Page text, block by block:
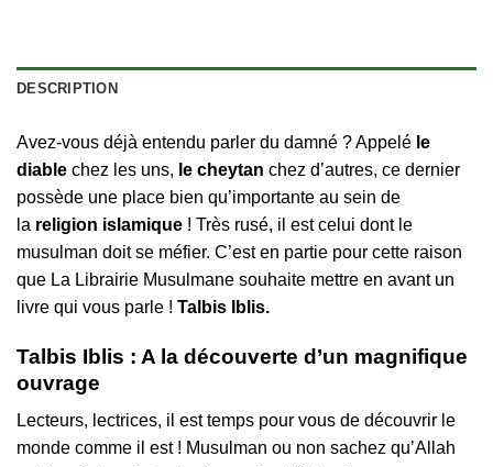
DESCRIPTION
Avez-vous déjà entendu parler du damné ? Appelé le
diable chez les uns, le cheytan chez d’autres, ce dernier
possède une place bien qu’importante au sein de
la religion islamique ! Très rusé, il est celui dont le
musulman doit se méfier. C’est en partie pour cette raison
que La Librairie Musulmane souhaite mettre en avant un
livre qui vous parle ! Talbis Iblis.
Talbis Iblis : A la découverte d’un magnifique
ouvrage
Lecteurs, lectrices, il est temps pour vous de découvrir le
monde comme il est ! Musulman ou non sachez qu’Allah